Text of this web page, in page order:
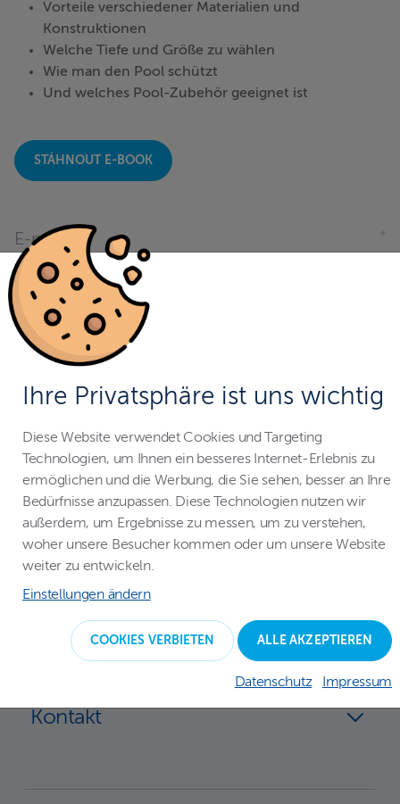
Vorteile verschiedener Materialien und
Konstruktionen
Welche Tiefe und Größe zu wählen
Wie man den Pool schützt
Und welches Pool-Zubehör geeignet ist
STÁHNOUT E-BOOK
E-mail
E-BOOK HERUNTERLADEN
Abonnieren Sie unseren
Newsletter
Kontakt
Ihre Privatsphäre ist uns wichtig
Diese Website verwendet Cookies und Targeting
Technologien, um Ihnen ein besseres Internet-Erlebnis zu
ermöglichen und die Werbung, die Sie sehen, besser an Ihre
Bedürfnisse anzupassen. Diese Technologien nutzen wir
außerdem, um Ergebnisse zu messen, um zu verstehen,
woher unsere Besucher kommen oder um unsere Website
weiter zu entwickeln.
Einstellungen ändern
COOKIES VERBIETEN ALLE AKZEPTIEREN
Datenschutz Impressum